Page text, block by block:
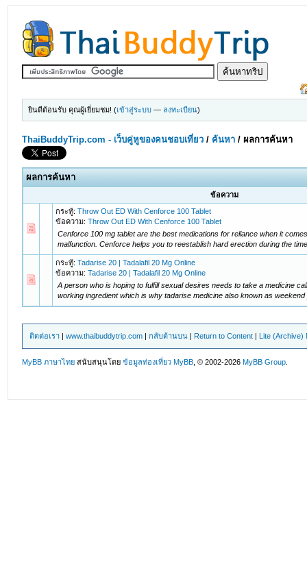
ยินดีต้อนรับ คุณผู้เยี่ยมชม! (เข้าสู่ระบบ — ลงทะเบียน)
ThaiBuddyTrip.com - เว็บคู่หูของคนชอบเที่ยว / ค้นหา /ผลการค้นหา
ผลการค้นหา
ข้อความ
กระทู้:Throw Out ED With Cenforce 100 Tablet
ข้อความ:Throw Out ED With Cenforce 100 Tablet
Cenforce 100 mg tablet are the best medications for reliance when it
malfunction. Cenforce helps you to reestablish hard erection during the
กระทู้:Tadarise 20 | Tadalafil 20 Mg Online
ข้อความ:Tadarise 20 | Tadalafil 20 Mg Online
A person who is hoping to fulfill sexual desires needs to take a medicine
working ingredient which is why tadarise medicine also known as weekend
ติดต่อเรา |www.thaibuddytrip.com |กลับด้านบน | Return to Content | Lite (Archive)
MyBB ภาษาไทย สนับสนุนโดยข้อมูลท่องเที่ยว MyBB , © 2002-2026MyBB Group